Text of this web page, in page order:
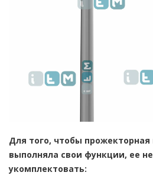
Для того, чтобы
выполняла свои функции, ее
укомплектовать: